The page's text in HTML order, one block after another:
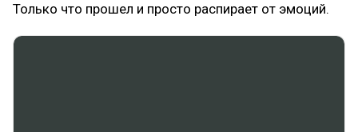
Только что прошел и просто распирает от эмоций.